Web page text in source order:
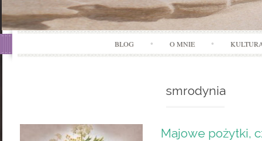
BLOG O MNIE
smrodynia
Majowe pożytki,